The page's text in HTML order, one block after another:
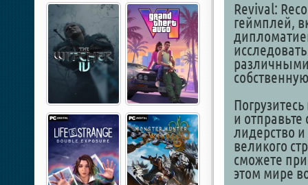
Revival:
геймплей,
и
лидерство и
великого
сможете
этом мире